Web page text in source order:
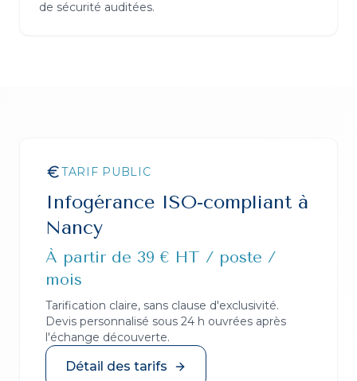
de sécurité auditées.
TARIF PUBLIC
Infogérance ISO-compliant à
Nancy
À partir de 39 € HT / poste /
mois
Tarification claire, sans clause d'exclusivité.
Devis personnalisé sous 24 h ouvrées après
l'échange découverte.
Détail des tarifs